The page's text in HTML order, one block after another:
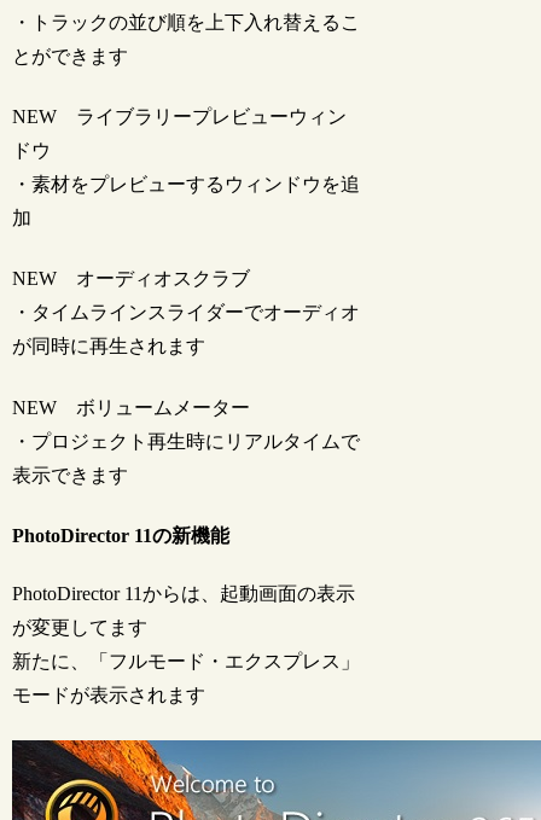
・トラックの並び順を上下入れ替えるこ
とができます
NEW ライブラリープレビューウィン
ドウ
・素材をプレビューするウィンドウを追
加
NEW オーディオスクラブ
・タイムラインスライダーでオーディオ
が同時に再生されます
NEW ボリュームメーター
・プロジェクト再生時にリアルタイムで
表示できます
PhotoDirector 11の新機能
PhotoDirector 11からは、起動画面の表示
が変更してます
新たに、「フルモード・エクスプレス」
モードが表示されます